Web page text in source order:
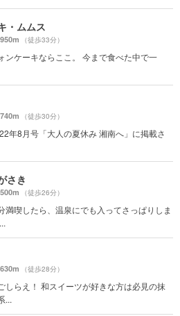
・ムムス
（徒歩33分）
ンケーキならここ。 今まで食べた中で一
（徒歩30分）
年8月号「大人の夏休み 湘南へ」に掲載さ
さき
（徒歩26分）
満喫したら、温泉にでも入ってさっぱりしま
（徒歩28分）
しらえ！ 和スイーツが好きな方は必見の抹
...